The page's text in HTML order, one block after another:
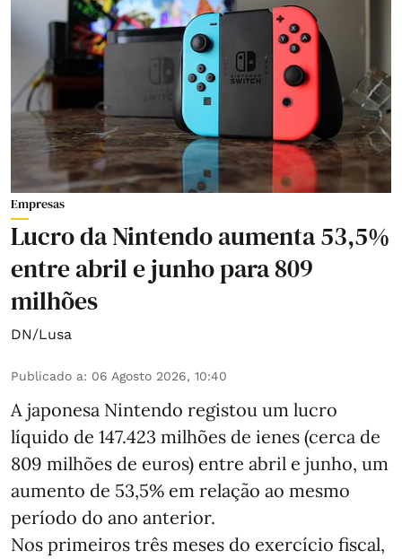
Empresas
Lucro da Nintendo aumenta 53,5%
entre abril e junho para 809
milhões
DN/Lusa
Publicado a: 06 Agosto 2026, 10:40
A japonesa Nintendo registou um lucro
líquido de 147.423 milhões de ienes (cerca de
809 milhões de euros) entre abril e junho, um
aumento de 53,5% em relação ao mesmo
período do ano anterior.
Nos primeiros três meses do exercício fiscal,